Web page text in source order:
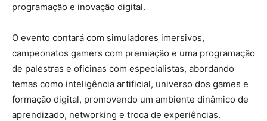
programação e inovação digital.
O evento contará com simuladores imersivos,
campeonatos gamers com premiação e uma programação
de palestras e oficinas com especialistas, abordando
temas como inteligência artificial, universo dos games e
formação digital, promovendo um ambiente dinâmico de
aprendizado, networking e troca de experiências.